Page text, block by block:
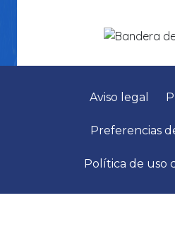
Aviso legal
Preferencias
Política de uso